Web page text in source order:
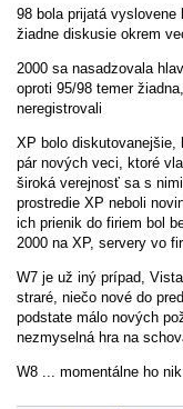
98 bola prijatá vyslovene
žiadne diskusie okrem
2000 sa nasadzovala
oproti 95/98 temer
neregistrovali
XP bolo diskutovanejšie,
pár nových veci, ktoré
široká verejnosť sa s
prostredie XP neboli
ich prienik do firiem bol
2000 na XP, servery vo
W7 je už iný prípad,
straré, niečo nové do
podstate málo nových
nezmyselná hra na
W8 ... momentálne ho